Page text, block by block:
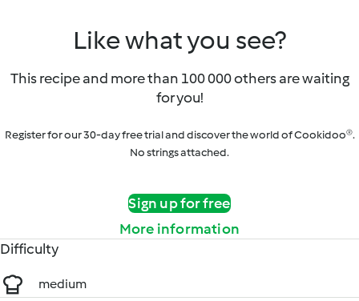
Like what you see?
This recipe and more than 100 000 others are waiting
for you!
Register for our 30-day free trial and discover the world of Cookidoo®.
No strings attached.
Sign up for free
More information
Difficulty
medium